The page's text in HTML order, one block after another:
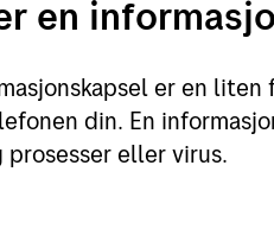
i Norge
til utlandet
en
er en
din. En
prosesser eller virus.